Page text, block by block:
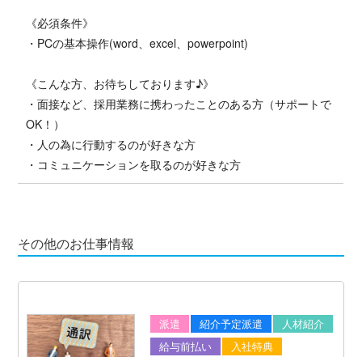
《必須条件》
・PCの基本操作(word、excel、powerpoint)
《こんな方、お待ちしております♪》
・面接など、採用業務に携わったことのある方（サポートで
OK！）
・人の為に行動するのが好きな方
・コミュニケーションを取るのが好きな方
その他のお仕事情報
派遣 紹介予定派遣
人材紹介
給与前払い
入社特典